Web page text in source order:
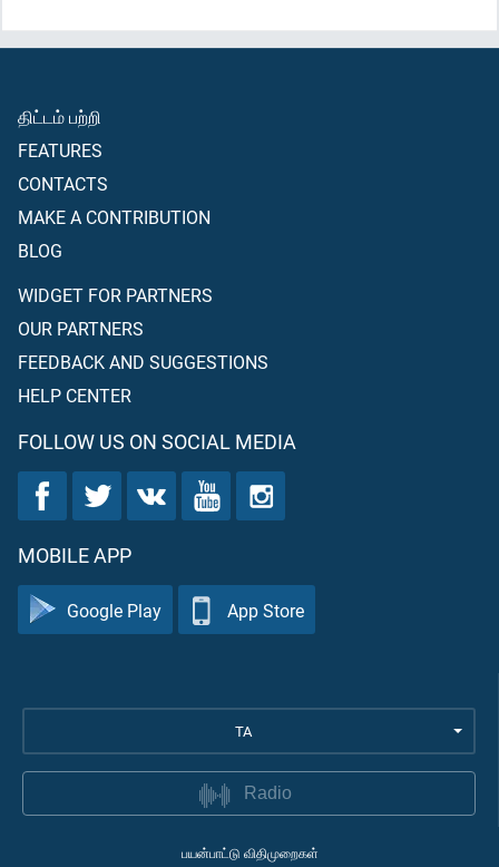
திட்டம் பற்றி
FEATURES
CONTACTS
MAKE A CONTRIBUTION
BLOG
WIDGET FOR PARTNERS
OUR PARTNERS
FEEDBACK AND SUGGESTIONS
HELP CENTER
FOLLOW US ON SOCIAL MEDIA
MOBILE APP
Google Play App Store
TA
Radio
பயன்பாட்டு விதிமுறைகள்